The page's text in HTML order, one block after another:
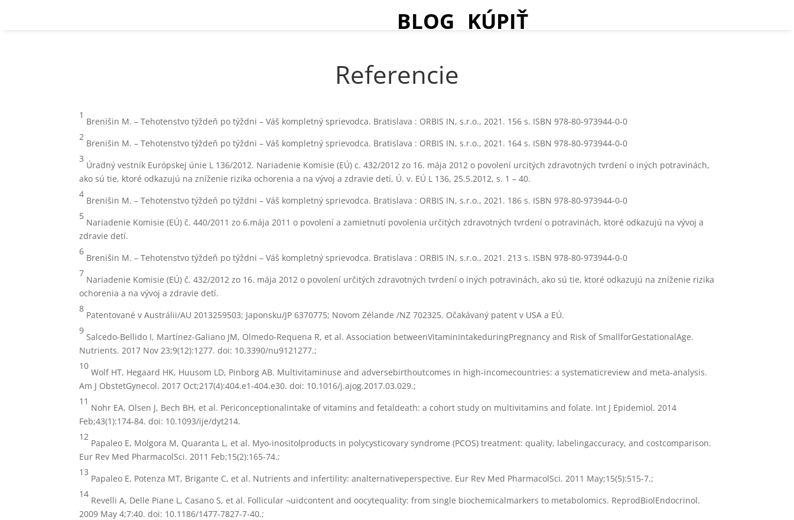
BLOG KÚPIŤ
Referencie
1
Brenišin M. – Tehotenstvo týždeň po týždni – Váš kompletný sprievodca. Bratislava : ORBIS IN, s.r.o., 2021. 156 s. ISBN 978-80-973944-0-0
2
Brenišin M. – Tehotenstvo týždeň po týždni – Váš kompletný sprievodca. Bratislava : ORBIS IN, s.r.o., 2021. 164 s. ISBN 978-80-973944-0-0
3
Úradný vestník Európskej únie L 136/2012. Nariadenie Komisie (EÚ) c. 432/2012 zo 16. mája 2012 o povolení urcitých zdravotných tvrdení o iných potravinách,
ako sú tie, ktoré odkazujú na zníženie rizika ochorenia a na vývoj a zdravie detí, Ú. v. EÚ L 136, 25.5.2012, s. 1 – 40.
4
Brenišin M. – Tehotenstvo týždeň po týždni – Váš kompletný sprievodca. Bratislava : ORBIS IN, s.r.o., 2021. 186 s. ISBN 978-80-973944-0-0
5
Nariadenie Komisie (EÚ) č. 440/2011 zo 6.mája 2011 o povolení a zamietnutí povolenia určitých zdravotných tvrdení o potravinách, ktoré odkazujú na vývoj a
zdravie detí.
6
Brenišin M. – Tehotenstvo týždeň po týždni – Váš kompletný sprievodca. Bratislava : ORBIS IN, s.r.o., 2021. 213 s. ISBN 978-80-973944-0-0
7
Nariadenie Komisie (EÚ) č. 432/2012 zo 16. mája 2012 o povolení určitých zdravotných tvrdení o iných potravinách, ako sú tie, ktoré odkazujú na zníženie rizika
ochorenia a na vývoj a zdravie detí.
8
Patentované v Austrálii/AU 2013259503; Japonsku/JP 6370775; Novom Zélande /NZ 702325. Očakávaný patent v USA a EÚ.
9
Salcedo-Bellido I, Martínez-Galiano JM, Olmedo-Requena R, et al. Association betweenVitaminIntakeduringPregnancy and Risk of SmallforGestationalAge.
Nutrients. 2017 Nov 23;9(12):1277. doi: 10.3390/nu9121277.;
10
Wolf HT, Hegaard HK, Huusom LD, Pinborg AB. Multivitaminuse and adversebirthoutcomes in high-incomecountries: a systematicreview and meta-analysis.
Am J ObstetGynecol. 2017 Oct;217(4):404.e1-404.e30. doi: 10.1016/j.ajog.2017.03.029.;
11
Nohr EA, Olsen J, Bech BH, et al. Periconceptionalintake of vitamins and fetaldeath: a cohort study on multivitamins and folate. Int J Epidemiol. 2014
Feb;43(1):174-84. doi: 10.1093/ije/dyt214.
12
Papaleo E, Molgora M, Quaranta L, et al. Myo-inositolproducts in polycysticovarysyndrome (PCOS) treatment: quality, labelingaccuracy, and costcomparison.
Eur Rev Med PharmacolSci. 2011 Feb;15(2):165-74.;
13
Papaleo E, Potenza MT, Brigante C, et al. Nutrients and infertility: analternativeperspective. Eur Rev Med PharmacolSci. 2011 May;15(5):515-7.;
14
Revelli A, Delle Piane L, Casano S,et al. Follicular ¬uidcontent and oocytequality: from single biochemicalmarkers to metabolomics. ReprodBiolEndocrinol.
2009 May 4;7:40. doi: 10.1186/1477-7827-7-40.;